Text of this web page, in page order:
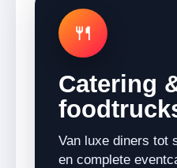
🍴
Catering
Van luxe diners tot
en complete